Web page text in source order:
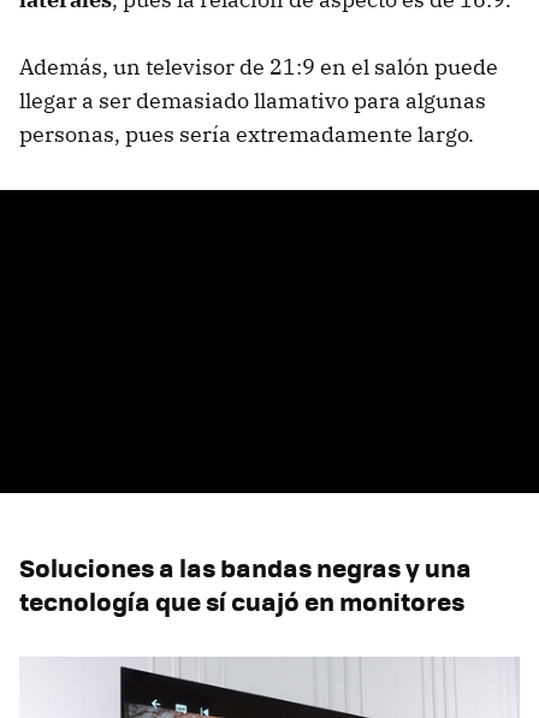
Además, un televisor de 21:9 en el salón puede
llegar a ser demasiado llamativo para algunas
personas, pues sería extremadamente largo.
Soluciones a las bandas negras y una
tecnología que sí cuajó en monitores